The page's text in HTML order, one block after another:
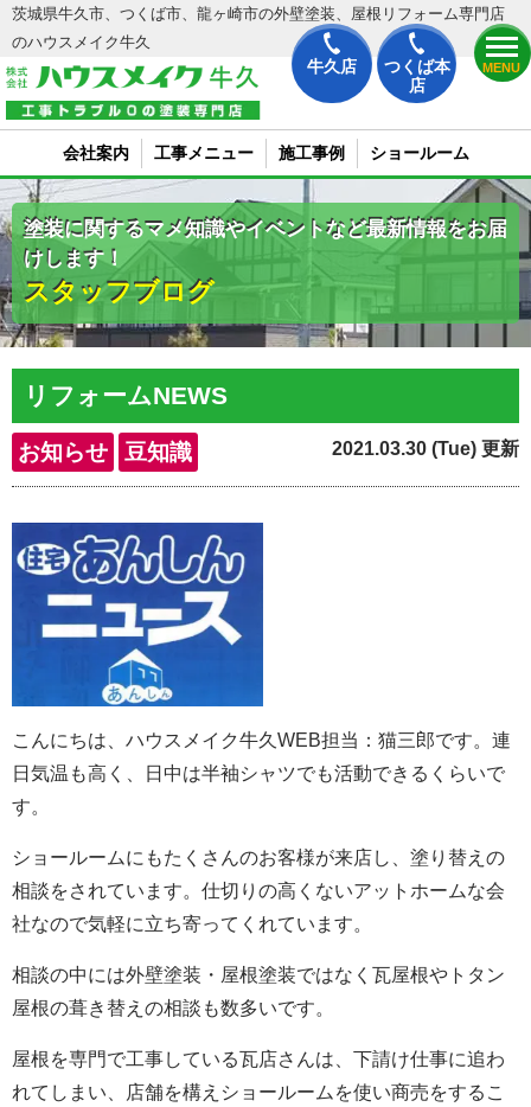
牛久店
つくば本
店
MENU
茨城県牛久市、つくば市、龍ヶ崎市の外壁塗装、屋根リフォーム専門店
のハウスメイク牛久
会社案内 工事メニュー 施工事例 ショールーム
塗装に関するマメ知識やイベントなど最新情報をお届
けします！
スタッフブログ
リフォームNEWS
お知らせ 豆知識 2021.03.30 (Tue) 更新
こんにちは、ハウスメイク牛久WEB担当：猫三郎です。連
日気温も高く、日中は半袖シャツでも活動できるくらいで
す。
ショールームにもたくさんのお客様が来店し、塗り替えの
相談をされています。仕切りの高くないアットホームな会
社なので気軽に立ち寄ってくれています。
相談の中には外壁塗装・屋根塗装ではなく瓦屋根やトタン
屋根の葺き替えの相談も数多いです。
屋根を専門で工事している瓦店さんは、下請け仕事に追わ
れてしまい、店舗を構えショールームを使い商売をするこ